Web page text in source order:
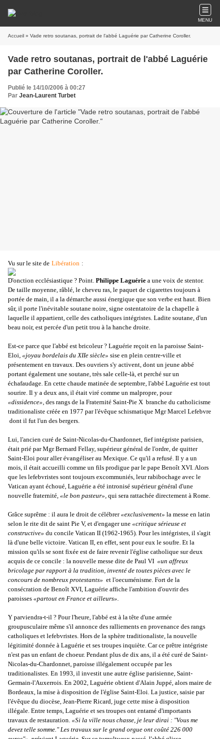
MENU
Accueil » Vade retro soutanas, portrait de l'abbé Laguérie par Catherine Coroller.
Vade retro soutanas, portrait de l'abbé Laguérie
par Catherine Coroller.
Publié le 14/10/2006 à 00:27
Par Jean-Laurent Turbet
Vu sur le site de Libération :
D'onction ecclésiastique ? Point. Philippe Laguérie a une voix de stentor.
De taille moyenne, râblé, le cheveu ras, le paquet de cigarettes toujours à
portée de main, il a la démarche aussi énergique que son verbe est haut. Bien
sûr, il porte l'inévitable soutane noire, signe ostentatoire de la chapelle à
laquelle il appartient, celle des catholiques intégristes. Ladite soutane, d'un
beau noir, est percée d'un petit trou à la hanche droite.
Est-ce parce que l'abbé est bricoleur ? Laguérie reçoit en la paroisse Saint-
Eloi, «joyau bordelais du XIIe siècle» sise en plein centre-ville et
présentement en travaux. Des ouvriers s'y activent, dont un jeune abbé
portant également une soutane, très sale celle-là, et perché sur un
échafaudage. En cette chaude matinée de septembre, l'abbé Laguérie est tout
sourire. Il y a deux ans, il était viré comme un malpropre, pour
«dissidence», des rangs de la Fraternité Saint-Pie X ­ branche du catholicisme
traditionaliste créée en 1977 par l'évêque schismatique Mgr Marcel Lefebvre
­ dont il fut l'un des bergers.
Lui, l'ancien curé de Saint-Nicolas-du-Chardonnet, fief intégriste parisien,
était prié par Mgr Bernard Fellay, supérieur général de l'ordre, de quitter
Saint-Eloi pour aller évangéliser au Mexique. Ce qu'il a refusé. Il y a un
mois, il était accueilli comme un fils prodigue par le pape Benoît XVI. Alors
que les lefebvristes sont toujours excommuniés, leur rabibochage avec le
Vatican ayant échoué, Laguérie a été intronisé supérieur général d'une
nouvelle fraternité, «le bon pasteur», qui sera rattachée directement à Rome.
Grâce suprême : il aura le droit de célébrer«exclusivement» la messe en latin
selon le rite dit de saint Pie V, et d'engager une «critique sérieuse et
constructive» du concile Vatican II (1962-1965). Pour les intégristes, il s'agit
là d'une belle victoire. Vatican II, en effet, sent pour eux le soufre. Et la
mission qu'ils se sont fixée est de faire revenir l'église catholique sur deux
acquis de ce concile : la nouvelle messe dite de Paul VI ­ «un affreux
bricolage par rapport à la tradition, inventé de toutes pièces avec le
concours de nombreux protestants» ­ et l'oecuménisme. Fort de la
consécration de Benoît XVI, Laguérie affiche l'ambition d'ouvrir des
paroisses «partout en France et ailleurs».
Y parviendra-t-il ? Pour l'heure, l'abbé est à la tête d'une armée
groupusculaire même s'il annonce des ralliements en provenance des rangs
catholiques et lefebvristes. Hors de la sphère traditionaliste, la nouvelle
légitimité donnée à Laguérie et ses troupes inquiète. Car ce prêtre intégriste
n'est pas un enfant de choeur. Pendant plus de dix ans, il a été curé de Saint-
Nicolas-du-Chardonnet, paroisse illégalement occupée par les
traditionalistes. En 1993, il investit une autre église parisienne, Saint-
Germain-l'Auxerrois. En 2002, Laguérie obtient d'Alain Juppé, alors maire de
Bordeaux, la mise à disposition de l'église Saint-Eloi. La justice, saisie par
l'évêque du diocèse, Jean-Pierre Ricard, juge cette mise à disposition
illégale. Entre temps, Laguérie et ses troupes ont entamé d'importants
travaux de restauration. «Si la ville nous chasse, je leur dirai : "Vous me
devez telle somme." Les travaux sur le grand orgue ont coûté 226 000